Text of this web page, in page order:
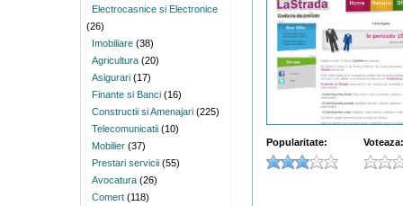
Electrocasnice si Electronice
(26)
Imobiliare (38)
Agricultura (20)
Asigurari (17)
Finante si Banci (16)
Constructii si Amenajari (225)
Telecomunicatii (10)
Mobilier (37)
Prestari servicii (55)
Avocatura (26)
Comert (118)
Popularitate: Voteaza: